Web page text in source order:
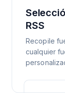
RSS
Recopile
cualquier